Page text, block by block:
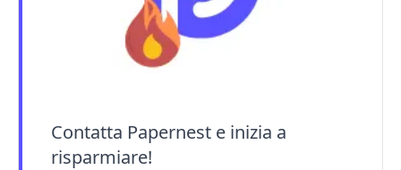
Contatta Papernest e inizia a
risparmiare!